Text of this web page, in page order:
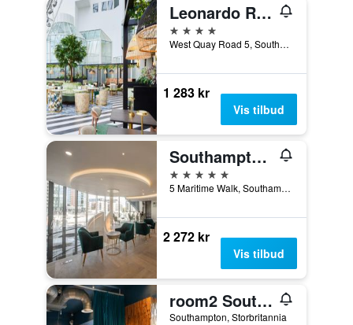
Leonardo Royal Southampton Grand Harbour
4 stjerner
West Quay Road 5, Southampton, Storbritannia
1 283 kr
Vis tilbud
Southampton Harbour Hotel
5 stjerner
5 Maritime Walk, Southampton, Storbritannia
2 272 kr
Vis tilbud
room2 Southampton Hometel
Southampton, Storbritannia